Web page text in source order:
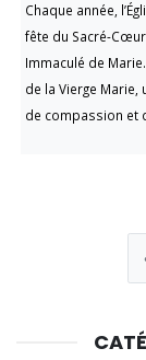
Chaque année,
fête du Sacré-
Immaculé de
de la Vierge
de compassion et